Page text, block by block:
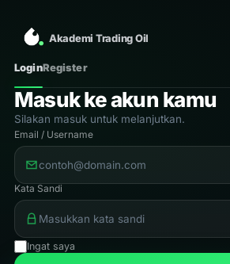
Akademi Trading Oil
LoginRegister
Masuk ke akun kamu
Silakan masuk untuk melanjutkan.
Email / Username
Kata Sandi
Ingat saya